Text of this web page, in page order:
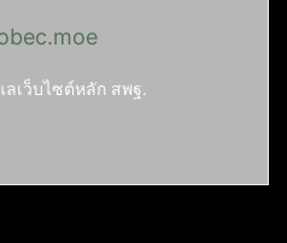
เว็บไซต์หลัก สพฐ.